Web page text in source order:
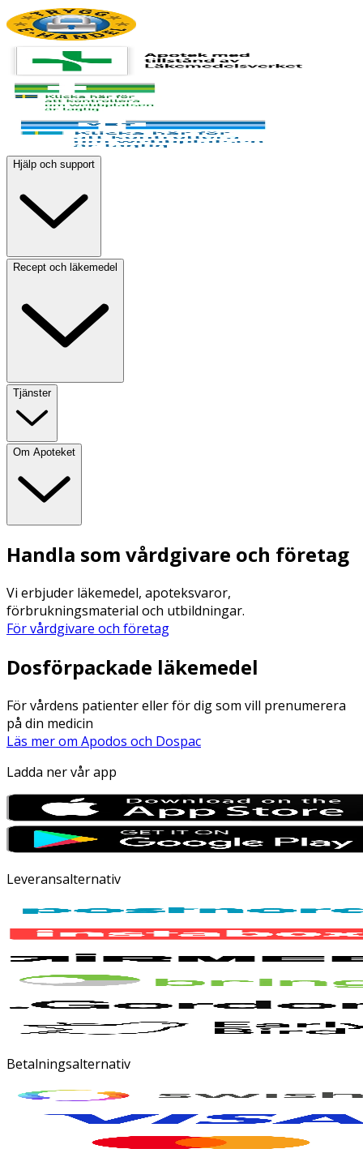
Hjälp och support
Recept och läkemedel
Tjänster
Om Apoteket
Handla som vårdgivare och företag
Vi erbjuder läkemedel, apoteksvaror,
förbrukningsmaterial och utbildningar.
För vårdgivare och företag
Dosförpackade läkemedel
För vårdens patienter eller för dig som vill prenumerera
på din medicin
Läs mer om Apodos och Dospac
Ladda ner vår app
Leveransalternativ
Betalningsalternativ